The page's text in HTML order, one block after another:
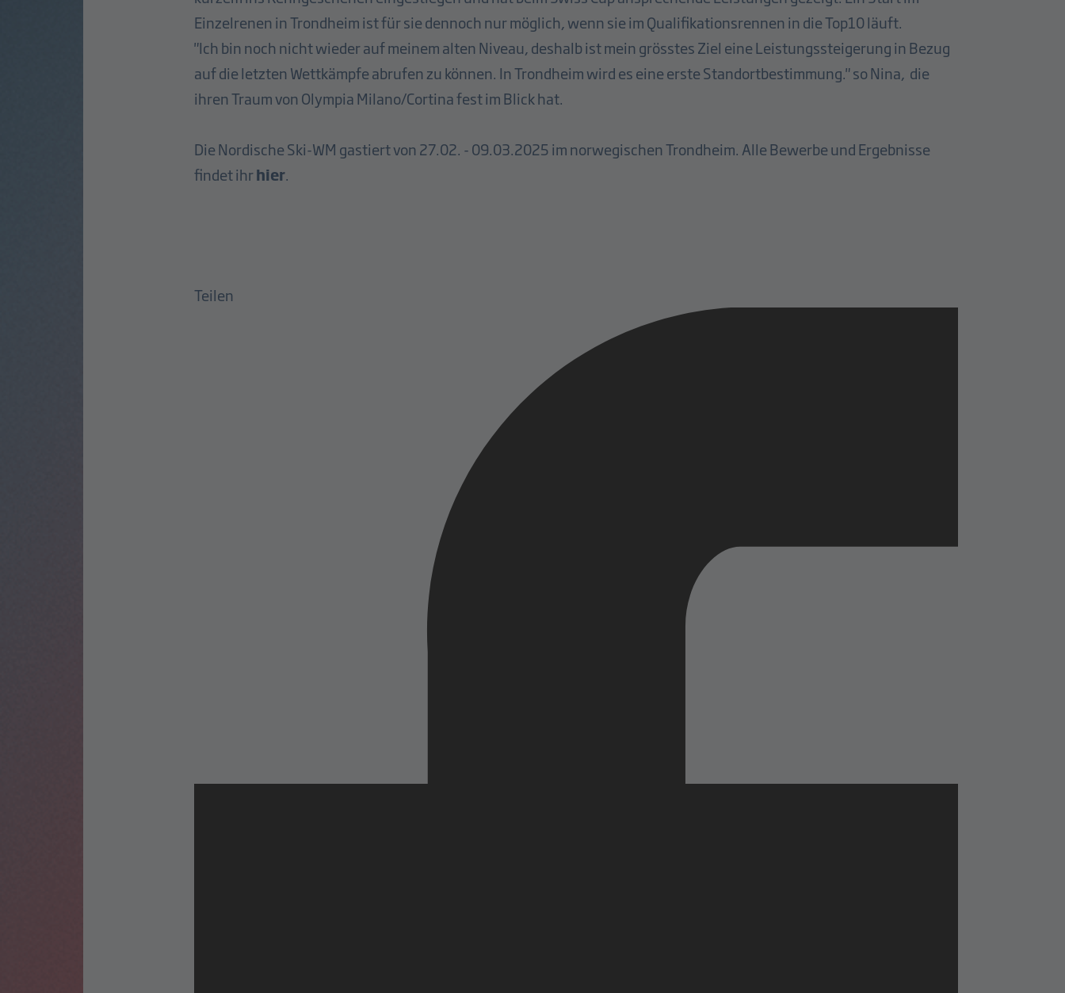
Einzelrenen in Trondheim ist für sie dennoch nur möglich, wenn sie im Qualifikationsrennen in die Top10 läuft.
"Ich bin noch nicht wieder auf meinem alten Niveau, deshalb ist mein grösstes Ziel eine Leistungssteigerung in Bezug
auf die letzten Wettkämpfe abrufen zu können. In Trondheim wird es eine erste Standortbestimmung." so Nina, die
ihren Traum von Olympia Milano/Cortina fest im Blick hat.
Die Nordische Ski-WM gastiert von 27.02. - 09.03.2025 im norwegischen Trondheim. Alle Bewerbe und Ergebnisse
findet ihrhier.
Teilen